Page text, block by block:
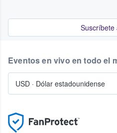
Suscríbete
Eventos en vivo en todo el
USD · Dólar estadounidense